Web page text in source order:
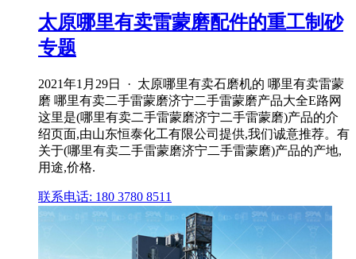
太原哪里有卖雷蒙磨配件的重工制砂
专题
2021年1月29日 · 太原哪里有卖石磨机的 哪里有卖雷蒙
磨 哪里有卖二手雷蒙磨济宁二手雷蒙磨产品大全E路网
这里是(哪里有卖二手雷蒙磨济宁二手雷蒙磨)产品的介
绍页面,由山东恒泰化工有限公司提供,我们诚意推荐。有
关于(哪里有卖二手雷蒙磨济宁二手雷蒙磨)产品的产地,
用途,价格.
联系电话: 180 3780 8511